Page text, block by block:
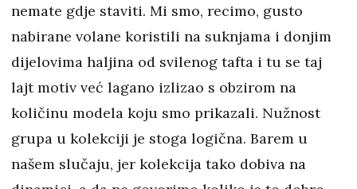
nemate gdje staviti. Mi smo, recimo, gusto
nabirane volane koristili na suknjama i donjim
dijelovima haljina od svilenog tafta i tu se taj
lajt motiv već lagano izlizao s obzirom na
količinu modela koju smo prikazali. Nužnost
grupa u kolekciji je stoga logična. Barem u
našem slučaju, jer kolekcija tako dobiva na